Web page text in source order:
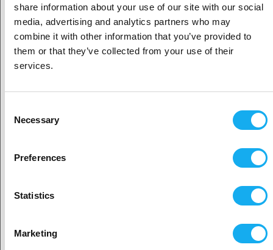
share information about your use of our site with our social
media, advertising and analytics partners who may
combine it with other information that you’ve provided to
them or that they’ve collected from your use of their
services.
Selection
Necessary
Preferences
Statistics
Marketing
1.75mm Schwarz 500g
weitere Optionen verfügbar
€189,90
(Grundpreis: € 189,90/kilogram)
PrimaSelect Luvocom 3F PEKK
50082 - 1.75mm - 500g - Natural
1. Sind Sie Geschäftskunde oder Privatkunde?
Geschäftskunde
Privatkunde